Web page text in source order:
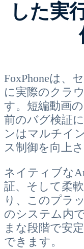
した実
FoxPhoneは、
に実際のクラ
す。短編動画
前のバグ検証
ンはマルチイ
ス制御を向上さ
ネイティブな
証、そして柔
り、このプラ
のシステム内
まな段階で安
できます。